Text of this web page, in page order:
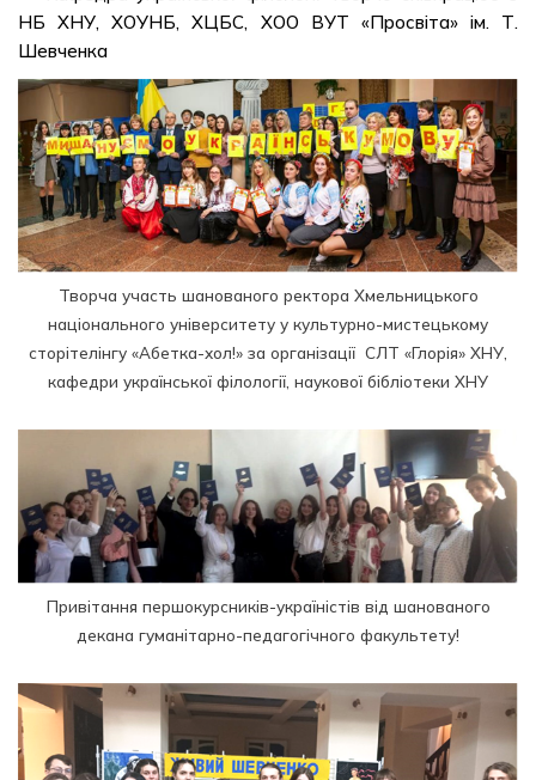
НБ ХНУ, ХОУНБ, ХЦБС, ХОО ВУТ «Просвіта» ім. Т.
Шевченка
Творча участь шанованого ректора Хмельницького
національного університету у культурно-мистецькому
сторітелінгу «Абетка-хол!» за організації СЛТ «Глорія» ХНУ,
кафедри української філології, наукової бібліотеки ХНУ
Привітання першокурсників-україністів від шанованого
декана гуманітарно-педагогічного факультету!